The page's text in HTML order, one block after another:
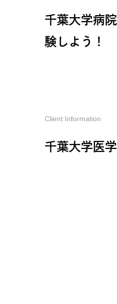
千葉大学病
験しよう！
Client Information
千葉大学医